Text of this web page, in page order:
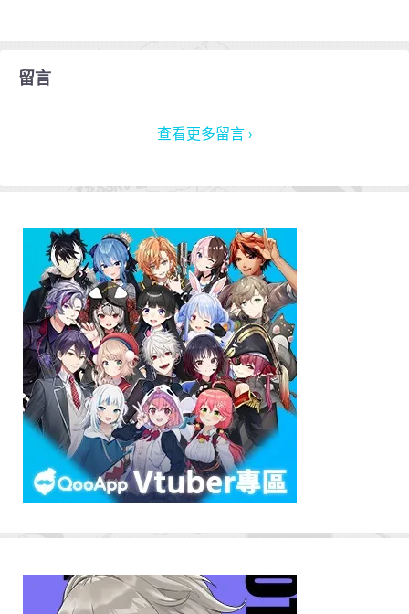
留言
查看更多留言 ›